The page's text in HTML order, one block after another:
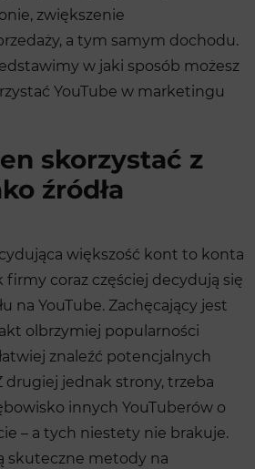
zwiększenie
a tym samym dochodu.
w jaki sposób możesz
YouTube w marketingu
skorzystać z
źródła
większość kont to konta
coraz częściej decydują się
na YouTube. Zachęcający jest
olbrzymiej popularności
znaleźć potencjalnych
drugiej jednak strony, trzeba
innych YouTuberów o
– a tych niestety nie brakuje.
skuteczne metody na